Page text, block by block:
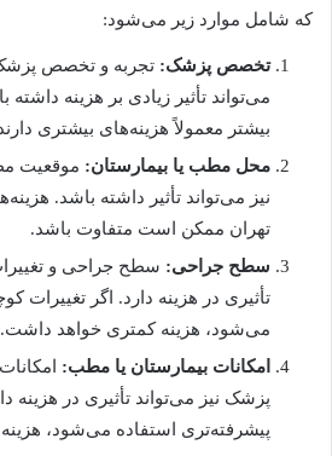
که شامل موارد زیر می‌شود:
تخصص پزشک: تجربه و تخصص پزشک
می‌تواند تأثیر زیادی بر هزینه داشته
بیشتر معمولاً هزینه‌های بیشتری
محل مطب یا بیمارستان: موقعیت
نیز می‌تواند تأثیر داشته باشد.
تهران ممکن است متفاوت باشد.
سطح جراحی: سطح جراحی و
تأثیری در هزینه دارد. اگر تغییرات
می‌شود، هزینه کمتری خواهد داشت.
امکانات بیمارستان یا مطب:
پزشک نیز می‌تواند تأثیری در هزینه
پیشرفته‌تری استفاده می‌شود،